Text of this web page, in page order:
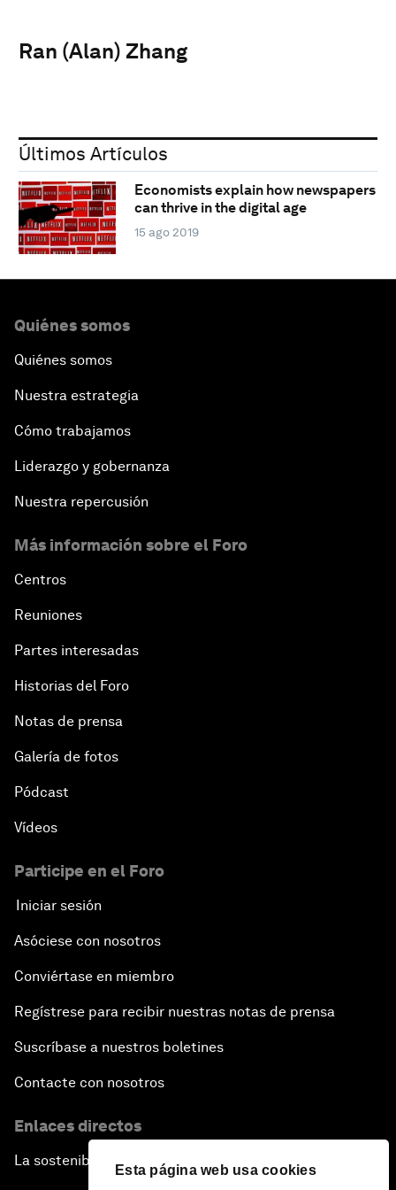
Esta página web usa cookies
Ran (Alan) Zhang
Últimos Artículos
Economists explain how newspapers
can thrive in the digital age
15 ago 2019
Quiénes somos
Quiénes somos
Nuestra estrategia
Cómo trabajamos
Liderazgo y gobernanza
Nuestra repercusión
Más información sobre el Foro
Centros
Reuniones
Partes interesadas
Historias del Foro
Notas de prensa
Galería de fotos
Pódcast
Vídeos
Participe en el Foro
Iniciar sesión
Asóciese con nosotros
Conviértase en miembro
Regístrese para recibir nuestras notas de prensa
Suscríbase a nuestros boletines
Contacte con nosotros
Enlaces directos
La sostenibilidad en el Foro